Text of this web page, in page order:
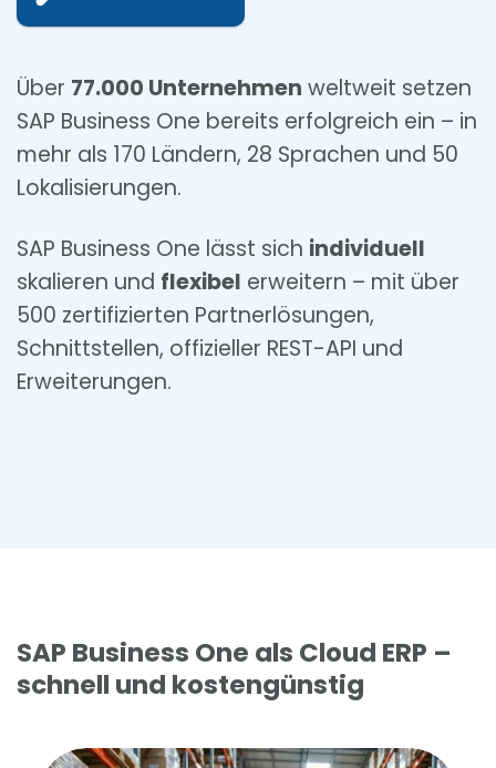
Über 77.000 Unternehmen weltweit setzen
SAP Business One bereits erfolgreich ein – in
mehr als 170 Ländern, 28 Sprachen und 50
Lokalisierungen.
SAP Business One lässt sich individuell
skalieren und flexibel erweitern – mit über
500 zertifizierten Partnerlösungen,
Schnittstellen, offizieller REST-API und
Erweiterungen.
SAP Business One als Cloud ERP –
schnell und kostengünstig